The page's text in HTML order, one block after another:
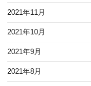
2021年11月
2021年10月
2021年9月
2021年8月